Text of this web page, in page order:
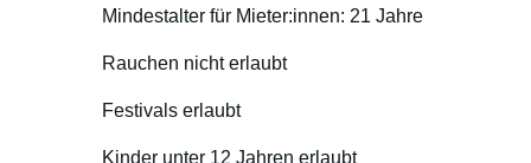
Das Badezimmer ist für die Größe des Fahrzeugs
angenehm. Die Dusche kann bequem durch das
Mindestalter für Mieter:innen: 21 Jahre
Rauchen nicht erlaubt
Festivals erlaubt
Kinder unter 12 Jahren erlaubt